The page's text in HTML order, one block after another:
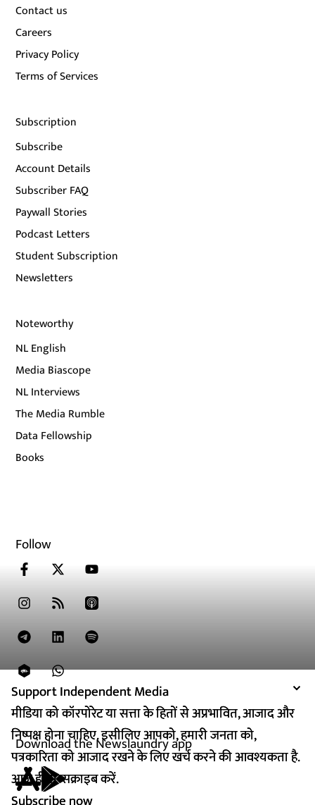
Support Independent Media
मीडिया को कॉरपोरेट या सत्ता के हितों से अप्रभावित, आजाद और
निष्पक्ष होना चाहिए. इसीलिए आपको, हमारी जनता को,
पत्रकारिता को आजाद रखने के लिए खर्च करने की आवश्यकता है.
आज ही सब्सक्राइब करें.
Support Independent Media
मीडिया को कॉरपोरेट या सत्ता के हितों से अप्रभावित, आजाद और
निष्पक्ष होना चाहिए. इसीलिए आपको, हमारी जनता को,
पत्रकारिता को आजाद रखने के लिए खर्च करने की आवश्यकता है.
आज ही सब्सक्राइब करें.
Contact us
Careers
Privacy Policy
Terms of Services
Subscription
Subscribe
Account Details
Subscriber FAQ
Paywall Stories
Podcast Letters
Student Subscription
Newsletters
Noteworthy
NL English
Media Biascope
NL Interviews
The Media Rumble
Data Fellowship
Books
Follow
Download the Newslaundry app